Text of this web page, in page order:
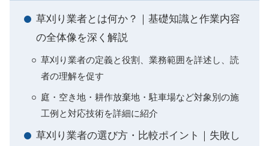
草刈り業者とは何か？｜基礎知識と作業内容
の全体像を深く解説
草刈り業者の定義と役割、業務範囲を詳述し、読
者の理解を促す
庭・空き地・耕作放棄地・駐車場など対象別の施
工例と対応技術を詳細に紹介
草刈り業者の選び方・比較ポイント｜失敗し